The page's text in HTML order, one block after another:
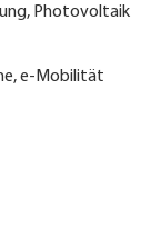
Photovoltaik
e-Mobilität